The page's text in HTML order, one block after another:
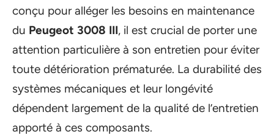
conçu pour alléger les besoins en maintenance
du Peugeot 3008 III, il est crucial de porter une
attention particulière à son entretien pour éviter
toute détérioration prématurée. La durabilité des
systèmes mécaniques et leur longévité
dépendent largement de la qualité de l’entretien
apporté à ces composants.